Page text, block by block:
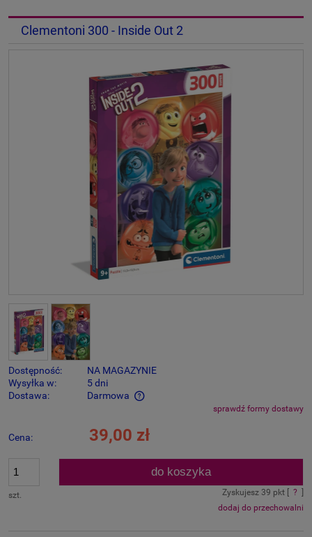
Clementoni 300 - Inside Out 2
Dostępność:
NA MAGAZYNIE
Wysyłka w:
5 dni
Dostawa:
Darmowa
Cena nie zawiera ewentualnych kosztów płatnościsprawdź formy dostawy
Cena: 39,00 zł
szt.
do koszyka
Zyskujesz 39 pkt [ ? ]
dodaj do przechowalni